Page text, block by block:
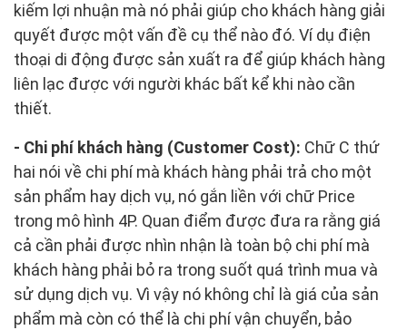
kiếm lợi nhuận mà nó phải giúp cho khách hàng giải
quyết được một vấn đề cụ thể nào đó. Ví dụ điện
thoại di động được sản xuất ra để giúp khách hàng
liên lạc được với người khác bất kể khi nào cần
thiết.
- Chi phí khách hàng (Customer Cost): Chữ C thứ
hai nói về chi phí mà khách hàng phải trả cho một
sản phẩm hay dịch vụ, nó gắn liền với chữ Price
trong mô hình 4P. Quan điểm được đưa ra rằng giá
cả cần phải được nhìn nhận là toàn bộ chi phí mà
khách hàng phải bỏ ra trong suốt quá trình mua và
sử dụng dịch vụ. Vì vậy nó không chỉ là giá của sản
phẩm mà còn có thể là chi phí vận chuyển, bảo